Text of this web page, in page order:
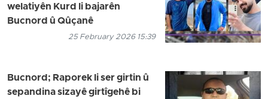
welatiyên Kurd li bajarên
Bucnord û Qûçanê
25 February 2026 15:39
Bucnord; Raporek li ser girtin û
sepandina sizayê girtîgehê bi